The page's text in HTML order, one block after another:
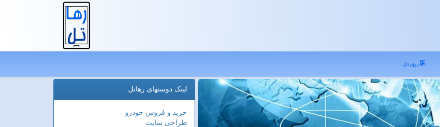
رپورتاژ
لینک دوستهای رهاتل
خرید و فروش خودرو
طراحی سایت